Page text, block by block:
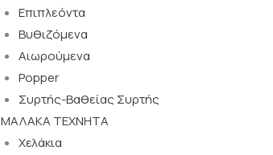
Επιπλεόντα
Βυθιζόμενα
Αιωρούμενα
Popper
Συρτής-Βαθείας Συρτής
ΜΑΛΑΚΑ TEXNHTA
Χελάκια